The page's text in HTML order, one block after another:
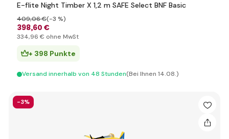
E-flite Night Timber X 1,2 m SAFE Select BNF Basic
398,60 €
409,06 €(-3 %)
334,96 € ohne MwSt
+ 398 Punkte
Versand innerhalb von 48 Stunden(Bei Ihnen 14.08.)
-3%